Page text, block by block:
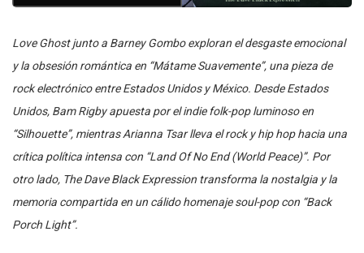
Love Ghost junto a Barney Gombo exploran el desgaste emocional
y la obsesión romántica en “Mátame Suavemente”, una pieza de
rock electrónico entre Estados Unidos y México. Desde Estados
Unidos, Bam Rigby apuesta por el indie folk-pop luminoso en
“Silhouette”, mientras Arianna Tsar lleva el rock y hip hop hacia una
crítica política intensa con “Land Of No End (World Peace)”. Por
otro lado, The Dave Black Expression transforma la nostalgia y la
memoria compartida en un cálido homenaje soul-pop con “Back
Porch Light”.